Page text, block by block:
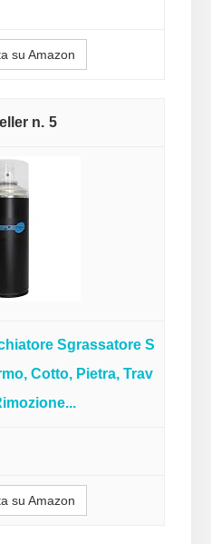
su Amazon
5
Sgrassatore S
Cotto, Pietra, Trav
su Amazon